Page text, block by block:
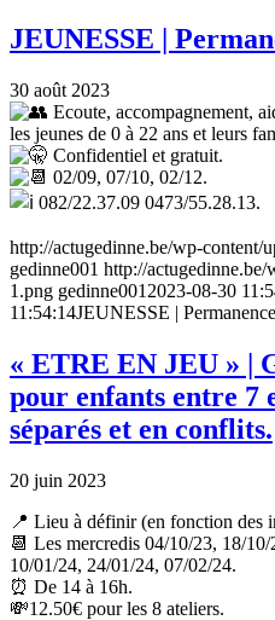
JEUNESSE |
30 août 2023
Ecoute, accompagnement,
les jeunes de 0 à 22 ans et leurs
Confidentiel et gratuit.
02/09, 07/10, 02/12.
082/22.37.09 0473/55.28.13.
http://actugedinne.be/wp-content/
gedinne001 http://
1.png gedinne001 2023-08-30
11:54:14JEUNESSE |
« ETRE EN JEU » |
pour enfants entre 7
séparés et en conflits.
20 juin 2023
📍 Lieu à définir (en fonction des
📆 Les mercredis 04/10/23, 18/
10/01/24, 24/01/24, 07/02/24.
⏰ De 14 à 16h.
💸12.50€ pour les 8 ateliers.